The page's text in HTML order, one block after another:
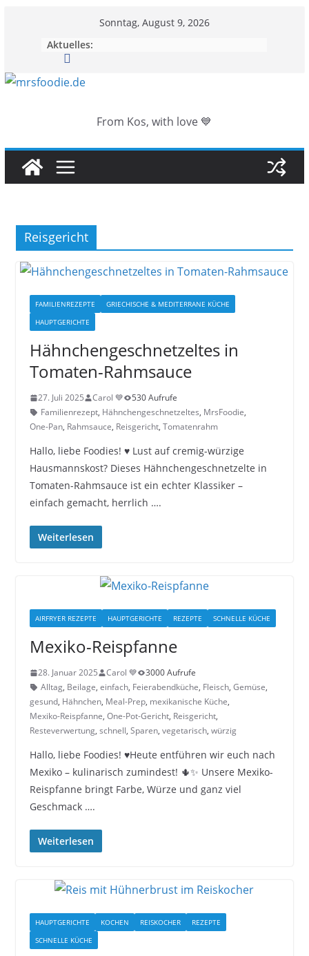
Sonntag, August 9, 2026
Aktuelles:
From Kos, with love 💙
Reisgericht
FAMILIENREZEPTE
GRIECHISCHE & MEDITERRANE KÜCHE
HAUPTGERICHTE
Hähnchengeschnetzeltes in
Tomaten-Rahmsauce
27. Juli 2025 Carol 💙
530 Aufrufe
Familienrezept, Hähnchengeschnetzeltes, MrsFoodie,
One-Pan, Rahmsauce, Reisgericht, Tomatenrahm
Hallo, liebe Foodies! ♥︎ Lust auf cremig-würzige
Hausmannskost? Dieses Hähnchengeschnetzelte in
Tomaten-Rahmsauce ist ein echter Klassiker –
einfach gemacht, herrlich ….
Weiterlesen
AIRFRYER REZEPTE HAUPTGERICHTE REZEPTE SCHNELLE KÜCHE
Mexiko-Reispfanne
28. Januar 2025 Carol 💙
3000 Aufrufe
Alltag, Beilage, einfach, Feierabendküche, Fleisch, Gemüse,
gesund, Hähnchen, Meal-Prep, mexikanische Küche,
Mexiko-Reispfanne, One-Pot-Gericht, Reisgericht,
Resteverwertung, schnell, Sparen, vegetarisch, würzig
Hallo, liebe Foodies! ♥︎Heute entführen wir euch nach
Mexiko – kulinarisch zumindest! 🌵✨ Unsere Mexiko-
Reispfanne bringt Farbe, Würze und ganz viel
Geschmack ….
Weiterlesen
HAUPTGERICHTE KOCHEN REISKOCHER
REZEPTE
SCHNELLE KÜCHE